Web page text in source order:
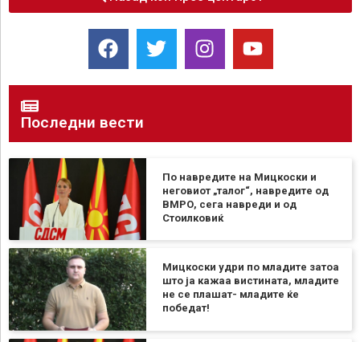
Последни вести
По навредите на Мицкоски и
неговиот „талог“, навредите од
ВМРО, сега навреди и од
Стоилковиќ
Мицкоски удри по младите затоа
што ја кажаа вистината, младите
не се плашат- младите ќе
победат!